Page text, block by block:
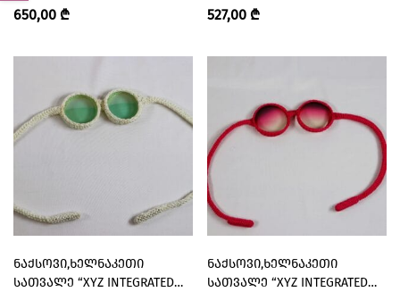
ᲓᲘᲖᲐᲘᲜᲘ”
650,00 ₾
ARCHITECTURE”
527,00 ₾
ᲜᲐᲥᲡᲝᲕᲘ,ᲮᲔᲚᲜᲐᲙᲔᲗᲘ
ᲡᲐᲗᲕᲐᲚᲔ “XYZ INTEGRATED
ᲜᲐᲥᲡᲝᲕᲘ,ᲮᲔᲚᲜᲐᲙᲔᲗᲘ
ᲡᲐᲗᲕᲐᲚᲔ “XYZ INTEGRATED